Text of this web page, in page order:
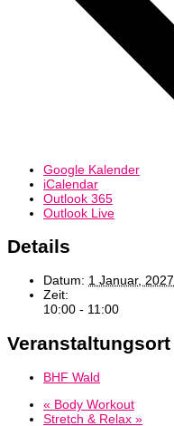
Google Kalender
iCalendar
Outlook 365
Outlook Live
Details
Datum: 1 Januar, 2027
Zeit:
10:00 - 11:00
Veranstaltungsort
BHF Wald
« Body Workout
Stretch & Relax »